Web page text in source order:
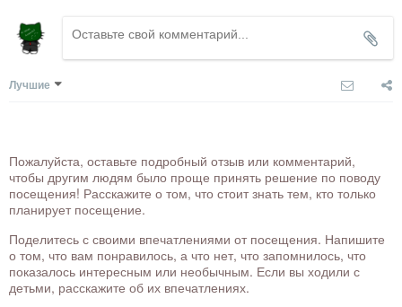
Лучшие
Пожалуйста, оставьте подробный отзыв или комментарий,
чтобы другим людям было проще принять решение по поводу
посещения! Расскажите о том, что стоит знать тем, кто только
планирует посещение.
Поделитесь с своими впечатлениями от посещения. Напишите
о том, что вам понравилось, а что нет, что запомнилось, что
показалось интересным или необычным. Если вы ходили с
детьми, расскажите об их впечатлениях.